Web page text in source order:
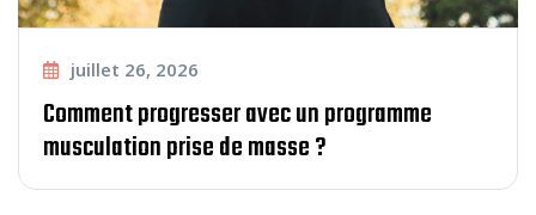
juillet 26, 2026
Comment progresser avec un programme
musculation prise de masse ?